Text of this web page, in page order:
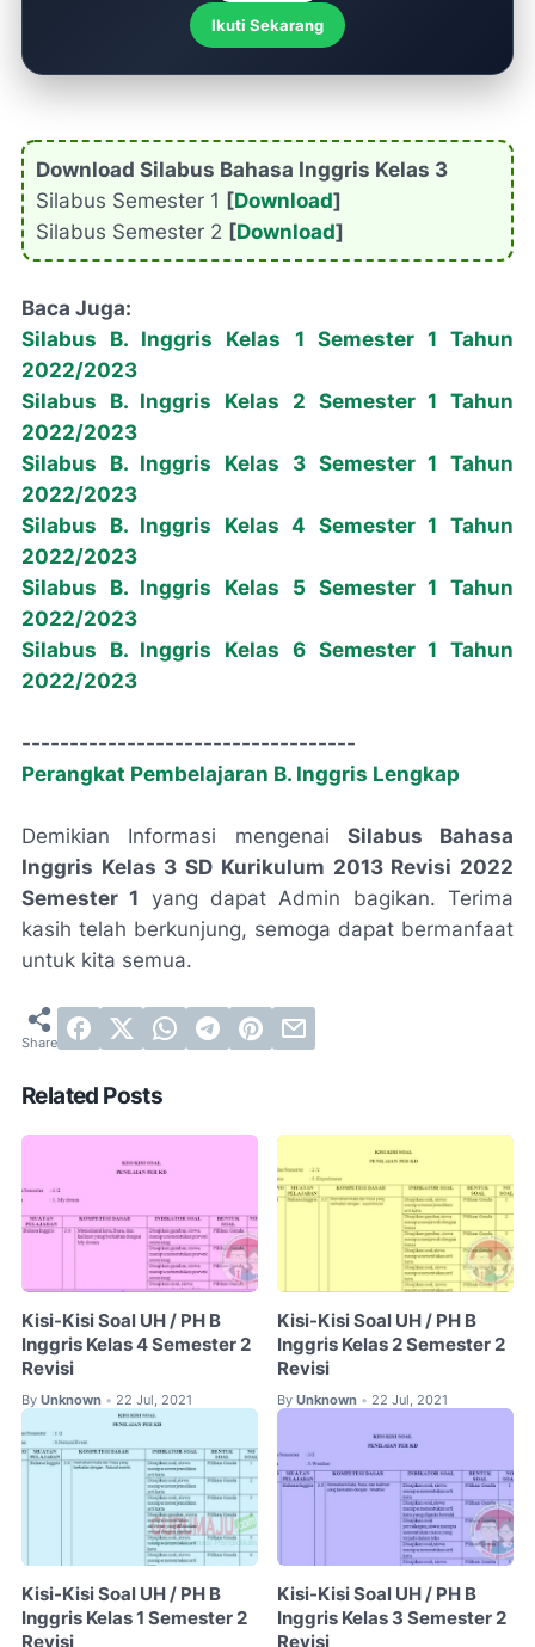
Ikuti Sekarang
Download Silabus Bahasa Inggris Kelas 3
Silabus Semester 1 [Download]
Silabus Semester 2 [Download]
Baca Juga:
Silabus B. Inggris Kelas 1 Semester 1 Tahun
2022/2023
Silabus B. Inggris Kelas 2 Semester 1 Tahun
2022/2023
Silabus B. Inggris Kelas 3 Semester 1 Tahun
2022/2023
Silabus B. Inggris Kelas 4 Semester 1 Tahun
2022/2023
Silabus B. Inggris Kelas 5 Semester 1 Tahun
2022/2023
Silabus B. Inggris Kelas 6 Semester 1 Tahun
2022/2023
-----------------------------------
Perangkat Pembelajaran B. Inggris Lengkap
Demikian Informasi mengenai Silabus Bahasa
Inggris Kelas 3 SD Kurikulum 2013 Revisi 2022
Semester 1 yang dapat Admin bagikan. Terima
kasih telah berkunjung, semoga dapat bermanfaat
untuk kita semua.
Related Posts
Kisi-Kisi Soal UH / PH B
Inggris Kelas 4 Semester 2
Revisi
By Unknown • 22 Jul, 2021
Kisi-Kisi Soal UH / PH B
Inggris Kelas 2 Semester 2
Revisi
By Unknown • 22 Jul, 2021
Kisi-Kisi Soal UH / PH B
Inggris Kelas 1 Semester 2
Revisi
Kisi-Kisi Soal UH / PH B
Inggris Kelas 3 Semester 2
Revisi